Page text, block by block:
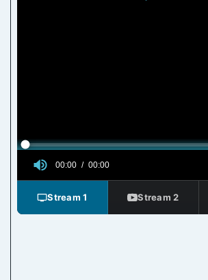
Stream 1 Stream 2